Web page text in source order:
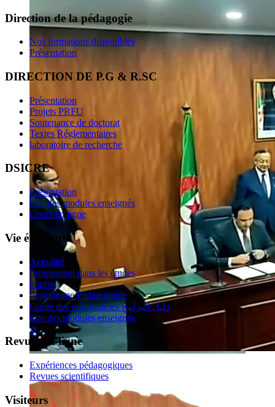
Direction de la pédagogie
Nos formations disponibles
Présentation
DIRECTION DE P.G & R.SC
Présentation
Projets PRFU
Soutenance de doctorat
Textes Réglementaires
laboratoire de recherche
DSICRE
Présentation
liste des modules enseignés
Cours en ligne
Vie étudiante
Actualité
Progression dans les études
bourse
Programme Pédagogique
Guide des programmes دليل البرامج
liste des modules enseignés
Revues en ligne
Expériences pédagogiques
Revues scientifiques
Visiteurs